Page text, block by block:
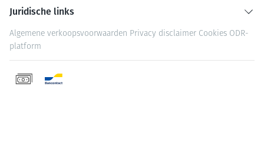
Juridische links
Algemene verkoopsvoorwaarden Privacy disclaimer Cookies ODR-
platform